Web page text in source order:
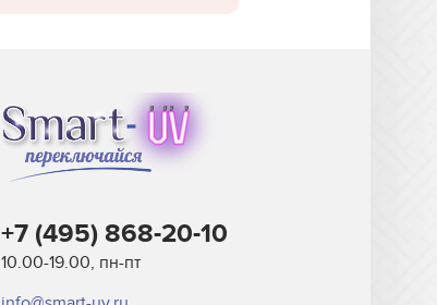
+7 (495) 868-20-10
10.00-19.00, пн-пт